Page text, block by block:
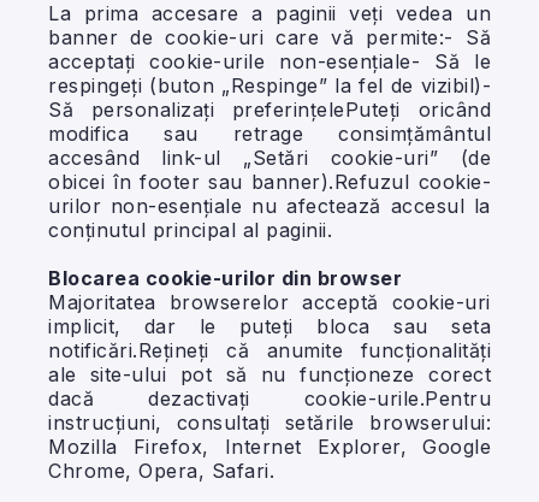
La prima accesare a paginii veți vedea un
banner de cookie-uri care vă permite:- Să
acceptați cookie-urile non-esențiale- Să le
respingeți (buton „Respinge” la fel de vizibil)-
Să personalizați preferințelePuteți oricând
modifica sau retrage consimțământul
accesând link-ul „Setări cookie-uri” (de
obicei în footer sau banner).Refuzul cookie-
urilor non-esențiale nu afectează accesul la
conținutul principal al paginii.
Blocarea cookie-urilor din browser
Majoritatea browserelor acceptă cookie-uri
implicit, dar le puteți bloca sau seta
notificări.Rețineți că anumite funcționalități
ale site-ului pot să nu funcționeze corect
dacă dezactivați cookie-urile.Pentru
instrucțiuni, consultați setările browserului:
Mozilla Firefox, Internet Explorer, Google
Chrome, Opera, Safari.